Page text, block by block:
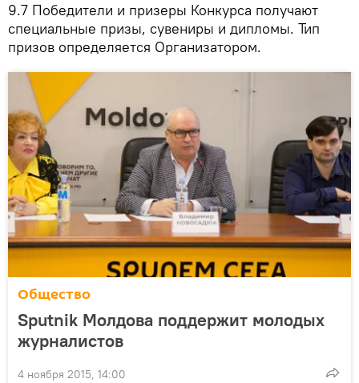
9.7 Победители и призеры Конкурса получают
специальные призы, сувениры и дипломы. Тип
призов определяется Организатором.
Общество
Sputnik Молдова поддержит молодых
журналистов
4 ноября 2015, 14:00